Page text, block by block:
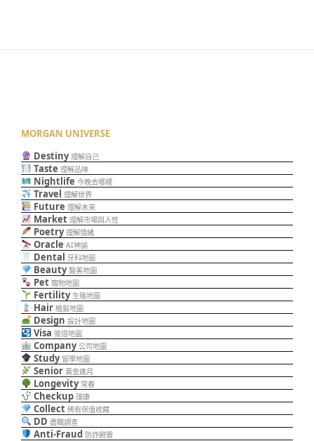
MORGAN UNIVERSE
Destiny 理解自己
Taste 理解品味
Nightlife 今晚去哪裡
Travel 理解世界
Future 理解未來
Market 理解市場與人性
Poetry 理解情緒
Oracle AI神諭
Dental 牙科地圖
Beauty 醫美地圖
Pet 寵物地圖
Fertility 生殖地圖
Hair 植髮地圖
Design 設計地圖
Visa 簽證地圖
Company 公司地圖
Study 留學地圖
Senior 黃金歲月
Longevity 常春
Checkup 璞康
Collect 稀有保值收藏
DD 盡職調查
Anti-Fraud 防詐避雷